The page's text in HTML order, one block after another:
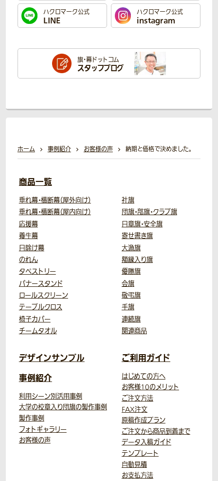
ハクロマーク公式
LINE
ハクロマーク公式
instagram
旗・幕ドットコム
スタッフブログ
ホーム 事例紹介 お客様の声 納期と価格で決めました。
商品一覧
垂れ幕・横断幕（屋外向け）
垂れ幕・横断幕（屋内向け）
応援幕
養生幕
日除け幕
のれん
タペストリー
バナースタンド
ロールスクリーン
テーブルクロス
椅子カバー
チームタオル
社旗
団旗・部旗・クラブ旗
日章旗・安全旗
寄せ書き旗
大漁旗
額縁入り旗
優勝旗
会旗
敬弔旗
手旗
連続旗
関連商品
デザインサンプル
事例紹介
利用シーン別活用事例
大学の校章入り団旗の製作事例
製作事例
フォトギャラリー
お客様の声
ご利用ガイド
はじめての方へ
お客様10のメリット
ご注文方法
FAX注文
原稿作成プラン
ご注文から商品到着まで
データ入稿ガイド
テンプレート
自動見積
お支払方法